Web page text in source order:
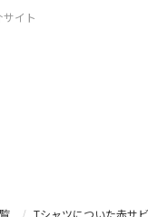
イト
Tシャツについた赤サ